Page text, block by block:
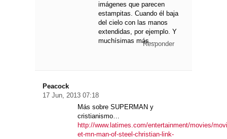
imágenes que parecen
estampitas. Cuando él baja
del cielo con las manos
extendidas, por ejemplo. Y
muchísimas más…Responder
Peacock
17 Jun, 2013 07:18
Más sobre SUPERMAN y
cristianismo…
http://www.latimes.com/entertainment/movies/
et-mn-man-of-steel-christian-link-